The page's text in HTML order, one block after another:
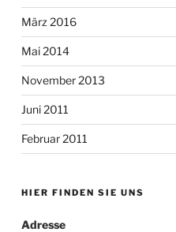
März 2016
Mai 2014
November 2013
Juni 2011
Februar 2011
HIER FINDEN SIE UNS
Adresse